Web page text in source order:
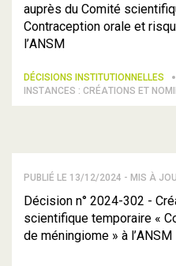
auprès du Comité
Contraception orale et
l’ANSM
DÉCISIONS INSTITUTIONNELLES
INSTANCES : CRÉATIONS ET
PUBLIÉ LE 13/12/2024 - MIS À
Décision n° 2024-302 -
scientifique temporaire «
de méningiome » à l’ANSM